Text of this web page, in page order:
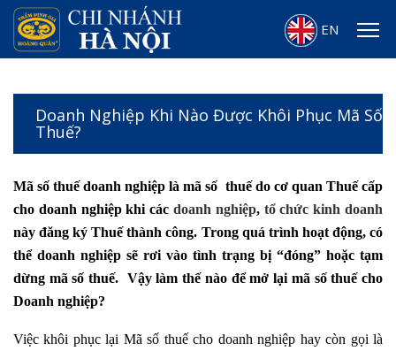
EN
Doanh Nghiệp Khi Nào Được Khôi Phục Mã Số
Thuế?
Mã số thuế doanh nghiệp là mã số thuế do cơ quan Thuế cấp
cho doanh nghiệp khi các doanh nghiệp, tổ chức kinh doanh
này đăng ký Thuế thành công. Trong quá trình hoạt động, có
thể doanh nghiệp sẽ rơi vào tình trạng bị “đóng” hoặc tạm
dừng mã số thuế. Vậy làm thế nào để mở lại mã số thuế cho
Doanh nghiệp?
Việc khôi phục lại Mã số thuế cho doanh nghiệp hay còn gọi là